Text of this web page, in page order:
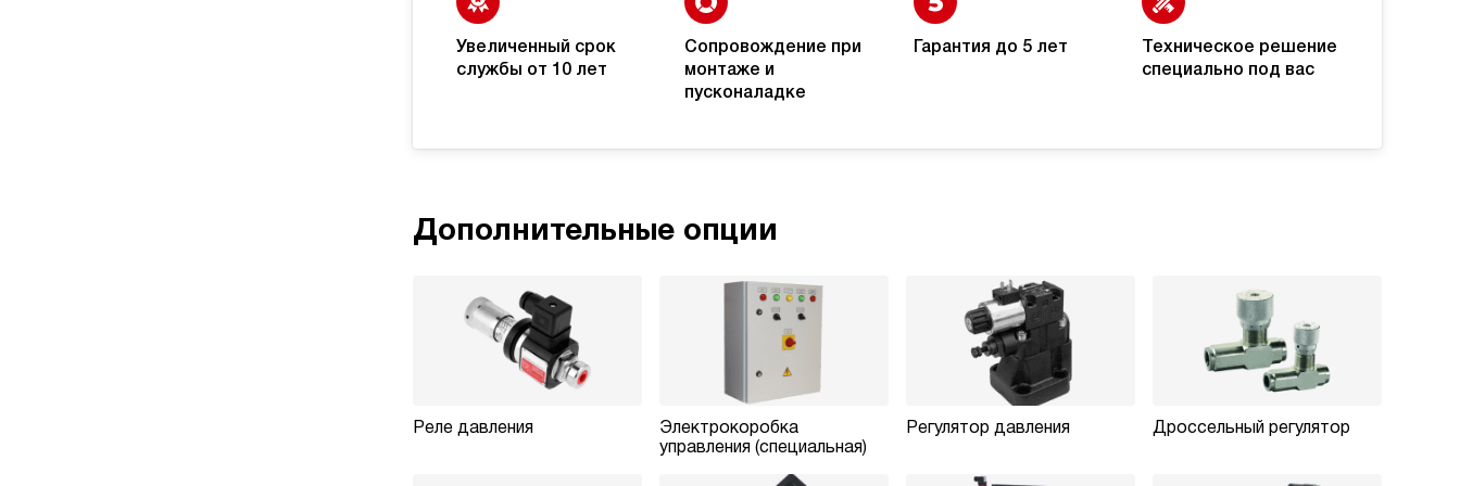
Увеличенный срок
службы от 10 лет
Сопровождение при
монтаже и
пусконаладке
Гарантия до 5 лет
Техническое решение
специально под вас
Дополнительные опции
Реле давления
Электрокоробка
управления (специальная)
Регулятор давления Дроссельный регулятор